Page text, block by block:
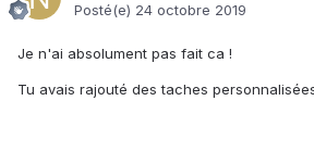
Posté(e) 24 octobre 2019
Je n'ai absolument pas fait ca !
Tu avais rajouté des taches